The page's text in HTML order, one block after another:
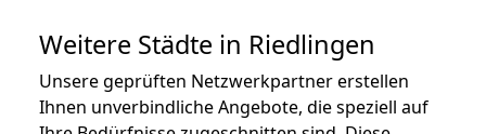
Weitere Städte in Riedlingen
Unsere geprüften Netzwerkpartner erstellen
Ihnen unverbindliche Angebote, die speziell auf